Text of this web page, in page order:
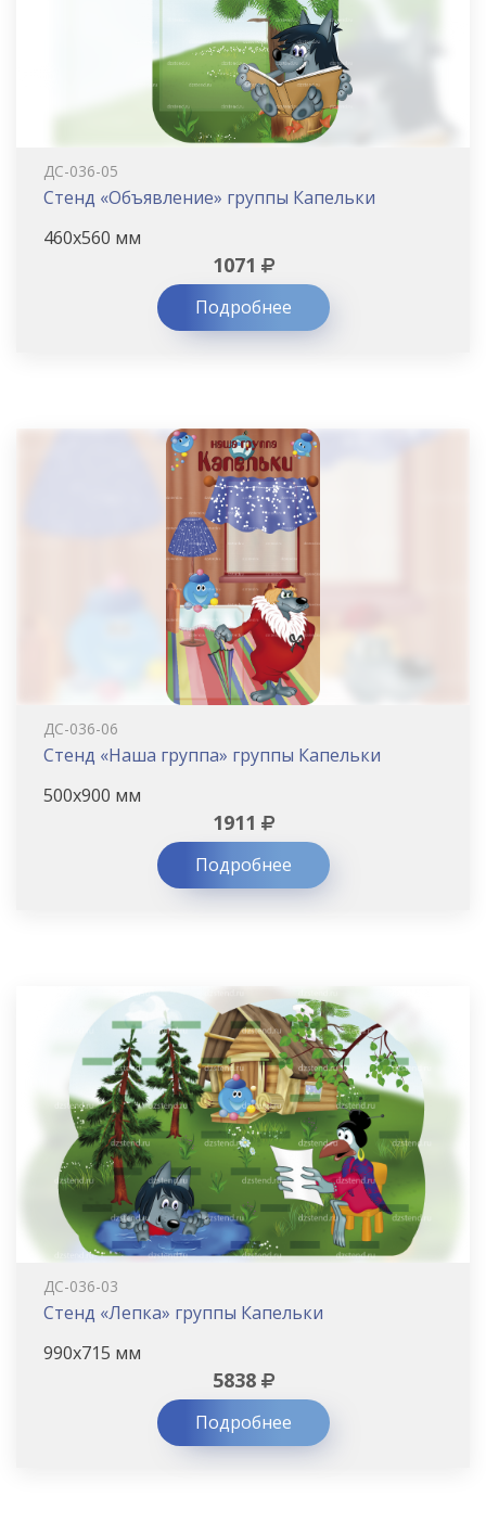
ДС-036-05
Стенд «Объявление» группы Капельки
460х560 мм
1071
Подробнее
ДС-036-06
Стенд «Наша группа» группы Капельки
500х900 мм
1911
Подробнее
ДС-036-03
Стенд «Лепка» группы Капельки
990х715 мм
5838
Подробнее